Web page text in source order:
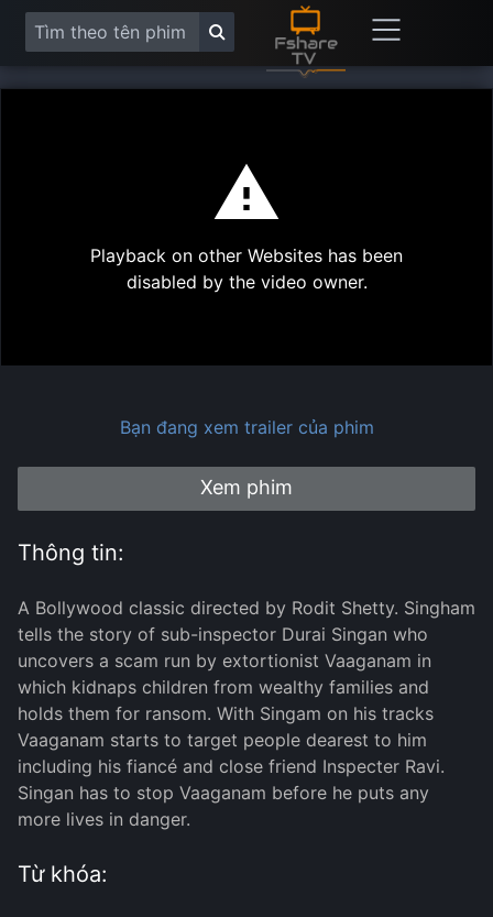
Play
Playback on other Websites has been
disabled by the video owner.
Bạn đang xem trailer của phim
Xem phim
Thông tin:
A Bollywood classic directed by Rodit Shetty. Singham
tells the story of sub-inspector Durai Singan who
uncovers a scam run by extortionist Vaaganam in
which kidnaps children from wealthy families and
holds them for ransom. With Singam on his tracks
Vaaganam starts to target people dearest to him
including his fiancé and close friend Inspecter Ravi.
Singan has to stop Vaaganam before he puts any
more lives in danger.
Từ khóa: